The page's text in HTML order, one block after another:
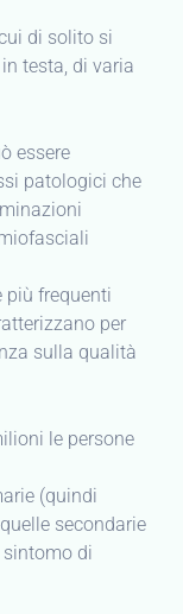
di solito si
testa, di varia
essere
patologici che
più frequenti
per
sulla qualità
le persone
(quindi
secondarie
di